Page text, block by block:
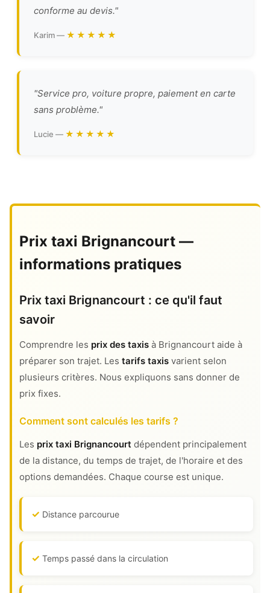
conforme au devis."
Karim — ★★★★★
"Service pro, voiture propre, paiement en carte
sans problème."
Lucie — ★★★★★
Prix taxi Brignancourt —
informations pratiques
Prix taxi Brignancourt : ce qu'il faut
savoir
Comprendre les prix des taxis à Brignancourt aide à
préparer son trajet. Les tarifs taxis varient selon
plusieurs critères. Nous expliquons sans donner de
prix fixes.
Comment sont calculés les tarifs ?
Les prix taxi Brignancourt dépendent principalement
de la distance, du temps de trajet, de l'horaire et des
options demandées. Chaque course est unique.
Distance parcourue
Temps passé dans la circulation